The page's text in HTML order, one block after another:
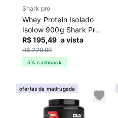
Shark pro
Whey Protein Isolado
Isolow 900g Shark Pro
Chocolate
R$ 195,49 a vista
R$ 229,99
5% cashback
ofertas da madrugada